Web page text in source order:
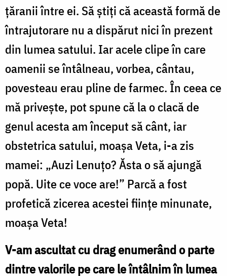
țăranii între ei. Să știți că această formă de
întrajutorare nu a dispărut nici în prezent
din lumea satului. Iar acele clipe în care
oamenii se întâlneau, vorbea, cântau,
povesteau erau pline de farmec. În ceea ce
mă privește, pot spune că la o clacă de
genul acesta am început să cânt, iar
obstetrica satului, moașa Veta, i-a zis
mamei: „Auzi Lenuțo? Ăsta o să ajungă
popă. Uite ce voce are!” Parcă a fost
profetică zicerea acestei ființe minunate,
moașa Veta!
V-am ascultat cu drag enumerând o parte
dintre valorile pe care le întâlnim în lumea